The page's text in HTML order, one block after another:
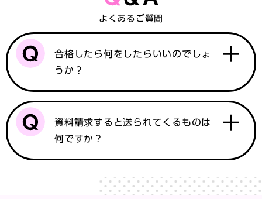
よくあるご質問
合格したら何をしたらいいのでしょ
うか？
資料請求すると送られてくるものは
何ですか？